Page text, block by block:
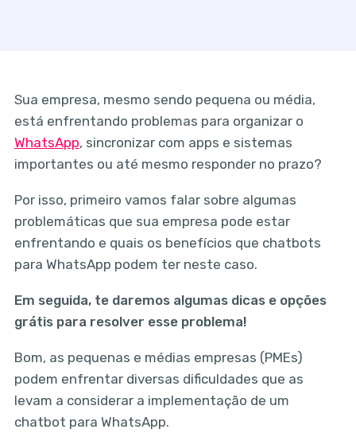
Sua empresa, mesmo sendo pequena ou média,
está enfrentando problemas para organizar o
WhatsApp, sincronizar com apps e sistemas
importantes ou até mesmo responder no prazo?
Por isso, primeiro vamos falar sobre algumas
problemáticas que sua empresa pode estar
enfrentando e quais os benefícios que chatbots
para WhatsApp podem ter neste caso.
Em seguida, te daremos algumas dicas e opções
grátis para resolver esse problema!
Bom, as pequenas e médias empresas (PMEs)
podem enfrentar diversas dificuldades que as
levam a considerar a implementação de um
chatbot para WhatsApp.